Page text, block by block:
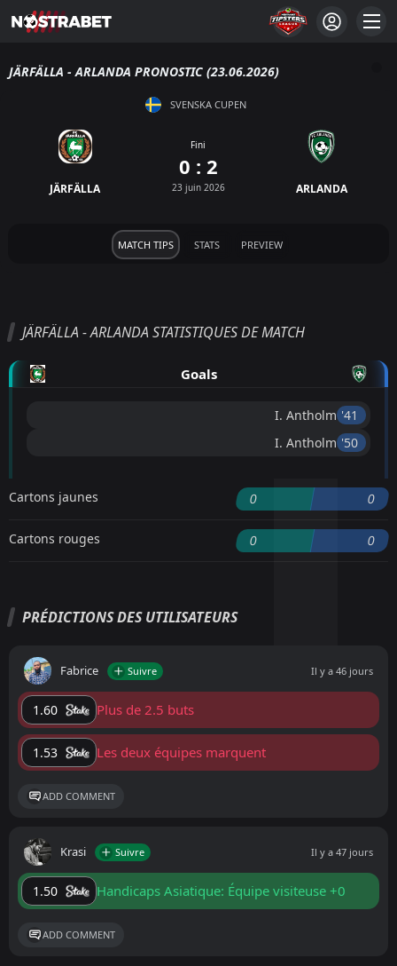
JÄRFÄLLA - ARLANDA PRONOSTIC (23.06.2026)
SVENSKA CUPEN
JÄRFÄLLA
Fini
0 : 2
23 juin 2026 ARLANDA
MATCH TIPS STATS PREVIEW
JÄRFÄLLA - ARLANDA STATISTIQUES DE MATCH
Goals
I. Antholm '41 ︎
I. Antholm '50 ︎
Cartons jaunes 0 0
Cartons rouges 0 0
PRÉDICTIONS DES UTILISATEURS
Fabrice Suivre Il y a 46 jours
1.60 Plus de 2.5 buts
1.53 Les deux équipes marquent
ADD COMMENT
Krasi Suivre Il y a 47 jours
1.50 Handicaps Asiatique: Équipe visiteuse +0
ADD COMMENT